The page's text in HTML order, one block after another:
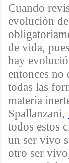
Cuando
evolución
de vida,
hay
entonces no
todas las
materia
Spallanzani,
todos estos
un ser vivo
otro ser